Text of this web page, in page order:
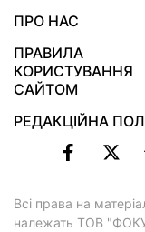
ПРО НАС
ПРАВИЛА
КОРИСТУВАННЯ
САЙТОМ
РЕДАКЦІЙНА
Всі права на
належать ТОВ